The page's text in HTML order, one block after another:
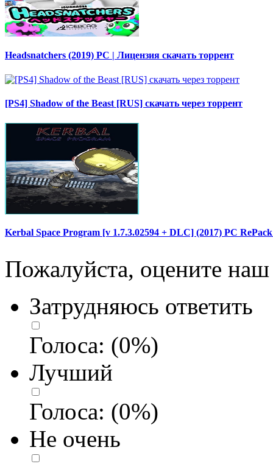
Headsnatchers (2019) PC | Лицензия скачать торрент
[PS4] Shadow of the Beast [RUS] скачать через торрент
Kerbal Space Program [v 1.7.3.02594 + DLC] (2017) PC
Пожалуйста, оцените наш
Затрудняюсь ответить
Голоса: (0%)
Лучший
Голоса: (0%)
Не очень